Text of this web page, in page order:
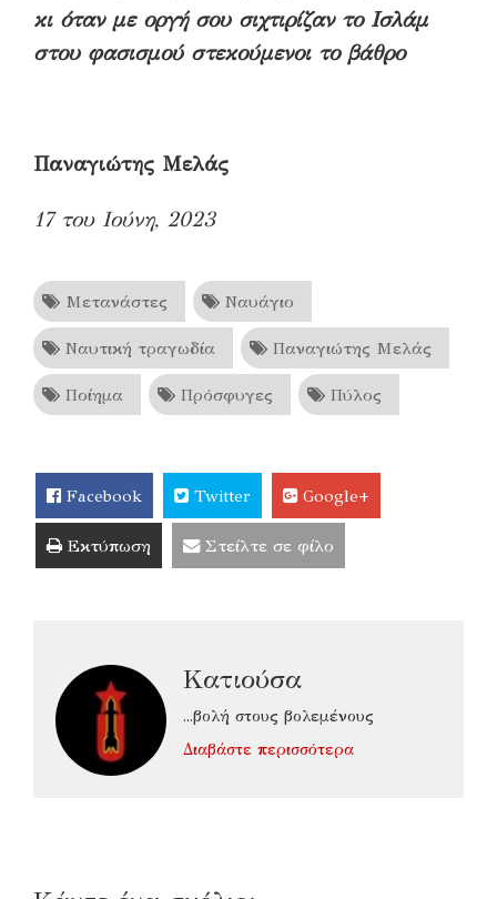
κι όταν με οργή σου σιχτιρίζαν το Ισλάμ
στου φασισμού στεκούμενοι το βάθρο
Παναγιώτης Μελάς
17 του Ιούνη, 2023
Μετανάστες Ναυάγιο
Ναυτική τραγωδία Παναγιώτης Μελάς
Ποίημα Πρόσφυγες Πύλος
Facebook Twitter Google+
Εκτύπωση Στείλτε σε φίλο
Κατιούσα
...βολή στους βολεμένους
Διαβάστε περισσότερα